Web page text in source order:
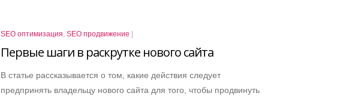
SEO оптимизация,SEO продвижение
Первые шаги в раскрутке нового сайта
В статье рассказывается о том, какие действия следует
предпринять владельцу нового сайта для того, чтобы продвинуть